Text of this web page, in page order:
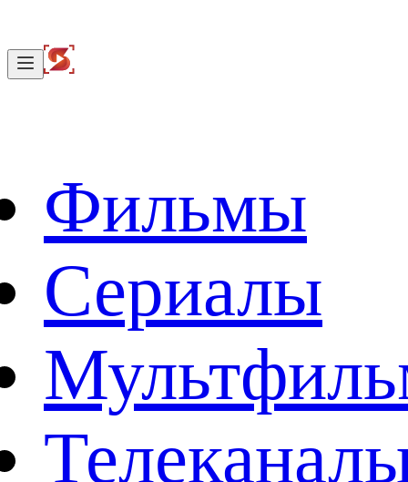
Фильмы
Сериалы